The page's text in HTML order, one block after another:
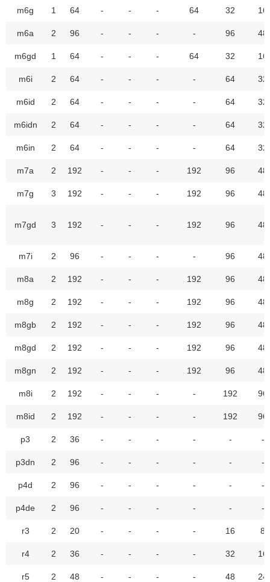
m6g 1 64 - - - 64 32 16
m6a 2 96 - - - - 96 48
m6gd 1 64 - - - 64 32 16
m6i 2 64 - - - - 64 32
m6id 2 64 - - - - 64 32
m6idn 2 64 - - - - 64 32
m6in 2 64 - - - - 64 32
m7a 2 192 - - - 192 96 48
m7g 3 192 - - - 192 96 48
m7gd 3 192 - - - 192 96 48
m7i 2 96 - - - - 96 48
m8a 2 192 - - - 192 96 48
m8g 2 192 - - - 192 96 48
m8gb 2 192 - - - 192 96 48
m8gd 2 192 - - - 192 96 48
m8gn 2 192 - - - 192 96 48
m8i 2 192 - - - - 192 96
m8id 2 192 - - - - 192 96
p3 2 36 - - - - - -
p3dn 2 96 - - - - - -
p4d 2 96 - - - - - -
p4de 2 96 - - - - - -
r3 2 20 - - - - 16 8
r4 2 36 - - - - 32 16
r5 2 48 - - - - 48 24